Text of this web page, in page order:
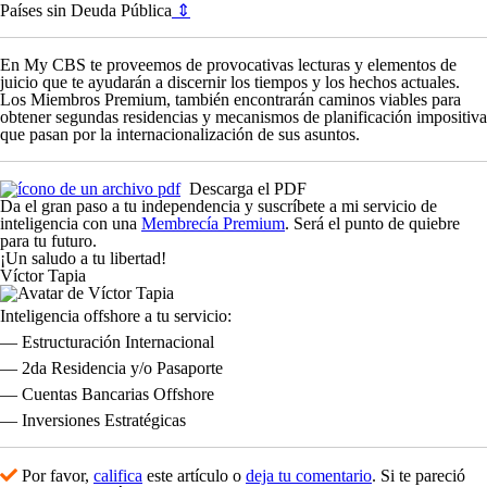
Países sin Deuda Pública ⇕
En My CBS te proveemos de provocativas lecturas y elementos de
juicio que te ayudarán a discernir los tiempos y los hechos actuales.
Los Miembros Premium, también encontrarán caminos viables para
obtener segundas residencias y mecanismos de planificación impositiva
que pasan por la internacionalización de sus asuntos.
Descarga el PDF
Da el gran paso a tu independencia y suscríbete a mi servicio de
inteligencia con una Membrecía Premium. Será el punto de quiebre
para tu futuro.
¡Un saludo a tu libertad!
Víctor Tapia
Inteligencia offshore a tu servicio:
— Estructuración Internacional
— 2da Residencia y/o Pasaporte
— Cuentas Bancarias Offshore
— Inversiones Estratégicas
Por favor, califica este artículo o deja tu comentario. Si te pareció